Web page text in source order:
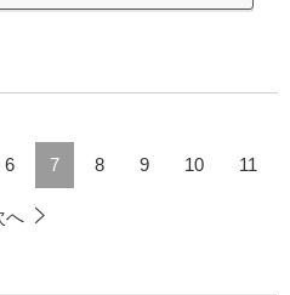
6 7 8 9 10 11
へ